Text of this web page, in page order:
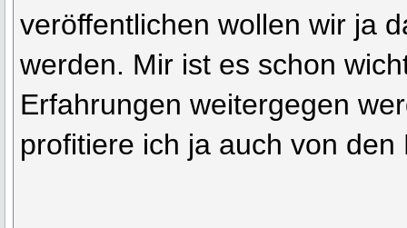
veröffentlichen wollen wir ja
werden. Mir ist es schon
Erfahrungen weitergegen
profitiere ich ja auch von